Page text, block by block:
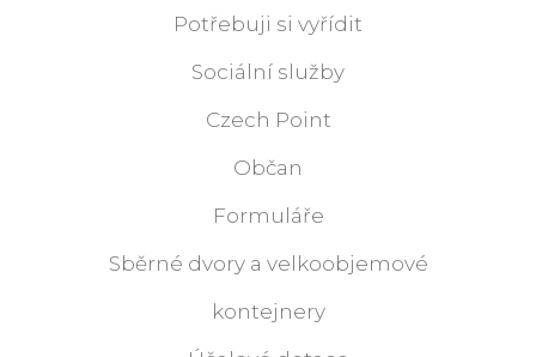
Potřebuji si vyřídit
Sociální služby
Czech Point
Občan
Formuláře
Sběrné dvory a velkoobjemové
kontejnery